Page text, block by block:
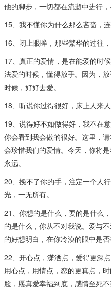
他的脚步，一切都在流逝中进行，
15、我不懂你为什么那么吝啬，
16、闭上眼眸，那些繁华的过往
17、真正的爱情，是在能爱的时
法爱的时候，懂得放手。因为，
时候，好好去爱。
18、听说你过得很好，床上人来人
19、说得好不如做得好，我不在
你会看到我会做的很好。这里，
会珍惜我们的爱情。今天，你将
永远。
20、挽不了你的手，注定一个人
光，一无所有。
21、你想的是什么，要的是什么
的是什么，你从不对我说。爱与
的好想明白，在你冷漠的眼中是否
22、开心点，潇洒点，爱得更深
用心点，用情点，恋的更真点，
脸，愿真爱幸福到底，感情至死不